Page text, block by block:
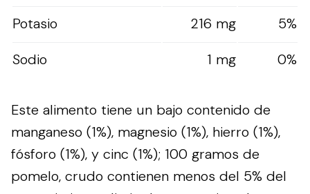
Potasio
216 mg
5%
Sodio
1 mg 0%
Este alimento tiene un bajo contenido de
manganeso (1%), magnesio (1%), hierro (1%),
fósforo (1%), y cinc (1%); 100 gramos de
pomelo, crudo contienen menos del 5% del